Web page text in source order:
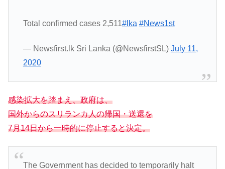
Total confirmed cases 2,511#lka #News1st
— Newsfirst.lk Sri Lanka (@NewsfirstSL) July 11,
2020
感染拡大を踏まえ、政府は、
国外からのスリランカ人の帰国・送還を
7月14日から一時的に停止すると決定。
The Government has decided to temporarily halt